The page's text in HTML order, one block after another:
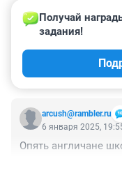
Гость
6 января 2025, 19:56
Сформировался и
ХМАО не зайдёт?
arcush@rambler.ru
Получай
задания!
6 января 2025,
Опять англичане